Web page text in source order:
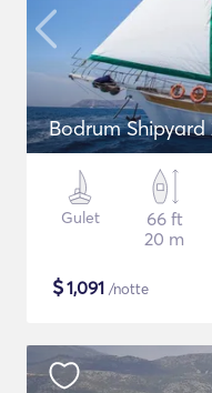
Bodrum Shipyard
Gulet
66 ft
20 m
$1,091 /notte